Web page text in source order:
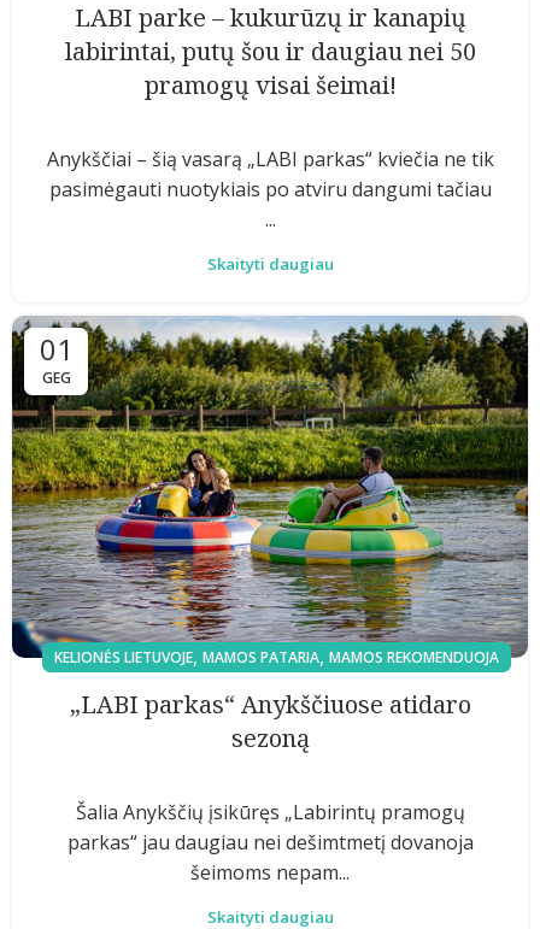
LABI parke – kukurūzų ir kanapių
labirintai, putų šou ir daugiau nei 50
pramogų visai šeimai!
Anykščiai – šią vasarą „LABI parkas“ kviečia ne tik
pasimėgauti nuotykiais po atviru dangumi tačiau
...
Skaityti daugiau
01
GEG
KELIONĖS LIETUVOJE, MAMOS PATARIA, MAMOS REKOMENDUOJA
„LABI parkas“ Anykščiuose atidaro
sezoną
Šalia Anykščių įsikūręs „Labirintų pramogų
parkas“ jau daugiau nei dešimtmetį dovanoja
šeimoms nepam...
Skaityti daugiau